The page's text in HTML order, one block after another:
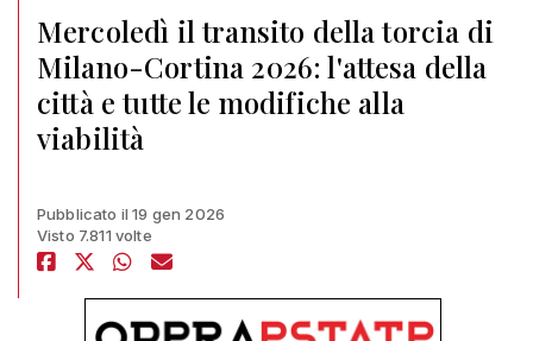
Mercoledì il transito della torcia di
Milano-Cortina 2026: l'attesa della
città e tutte le modifiche alla
viabilità
Pubblicato il 19 gen 2026
Visto 7.811 volte